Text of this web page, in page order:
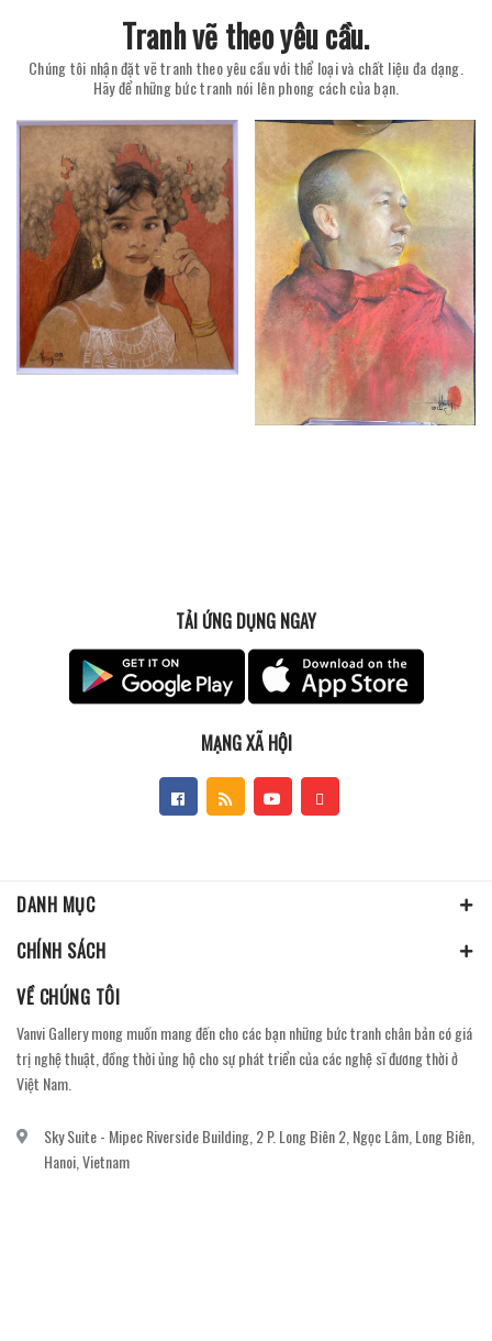
Tranh vẽ theo yêu cầu.
Chúng tôi nhận đặt vẽ tranh theo yêu cầu với thể loại và chất liệu đa dạng.
Hãy để những bức tranh nói lên phong cách của bạn.
TẢI ỨNG DỤNG NGAY
MẠNG XÃ HỘI
DANH MỤC
CHÍNH SÁCH
VỀ CHÚNG TÔI
Vanvi Gallery mong muốn mang đến cho các bạn những bức tranh chân bản có giá
trị nghệ thuật, đồng thời ủng hộ cho sự phát triển của các nghệ sĩ đương thời ở
Việt Nam.
Sky Suite - Mipec Riverside Building, 2 P. Long Biên 2, Ngọc Lâm, Long Biên,
Hanoi, Vietnam